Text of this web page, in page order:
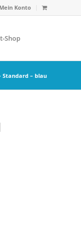
Mein Konto
Shop
Standard – blau